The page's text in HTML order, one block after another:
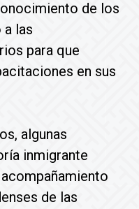
de los
a las
para que
en sus
algunas
inmigrante
de las